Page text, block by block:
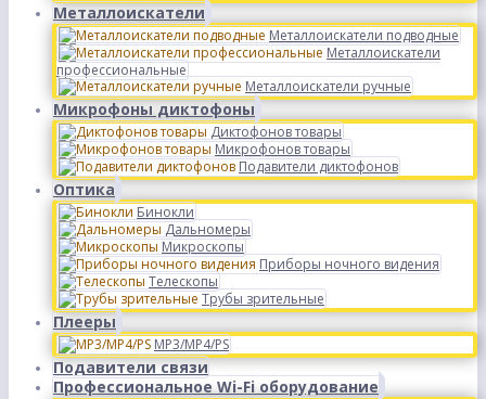
Металлоискатели
Металлоискатели подводные
Металлоискатели
профессиональные
Металлоискатели ручные
Микрофоны диктофоны
Диктофонов товары
Микрофонов товары
Подавители диктофонов
Оптика
Бинокли
Дальномеры
Микроскопы
Приборы ночного видения
Телескопы
Трубы зрительные
Плееры
MP3/MP4/PS
Подавители связи
Профессиональное Wi-Fi оборудование